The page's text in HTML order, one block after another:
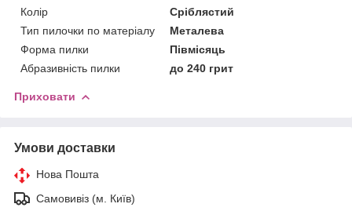
Колір
Сріблястий
Тип пилочки по матеріалу
Металева
Форма пилки
Півмісяць
Абразивність пилки
до 240 грит
Приховати
Умови доставки
Нова Пошта
Самовивіз (м. Київ)